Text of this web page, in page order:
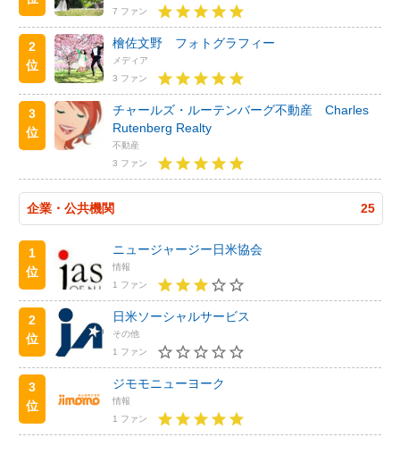
7 ファン
2
位
檜佐文野 フォトグラフィー
メディア
3 ファン
3
位
チャールズ・ルーテンバーグ不動産 Charles
Rutenberg Realty
不動産
3 ファン
企業・公共機関 25
1
位
ニュージャージー日米協会
情報
1 ファン
2
位
日米ソーシャルサービス
その他
1 ファン
3
位
ジモモニューヨーク
情報
1 ファン